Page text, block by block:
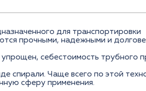
для транспортировки
прочными, надежными и
себестоимость трубного
спирали. Чаще всего по этой
сферу применения.